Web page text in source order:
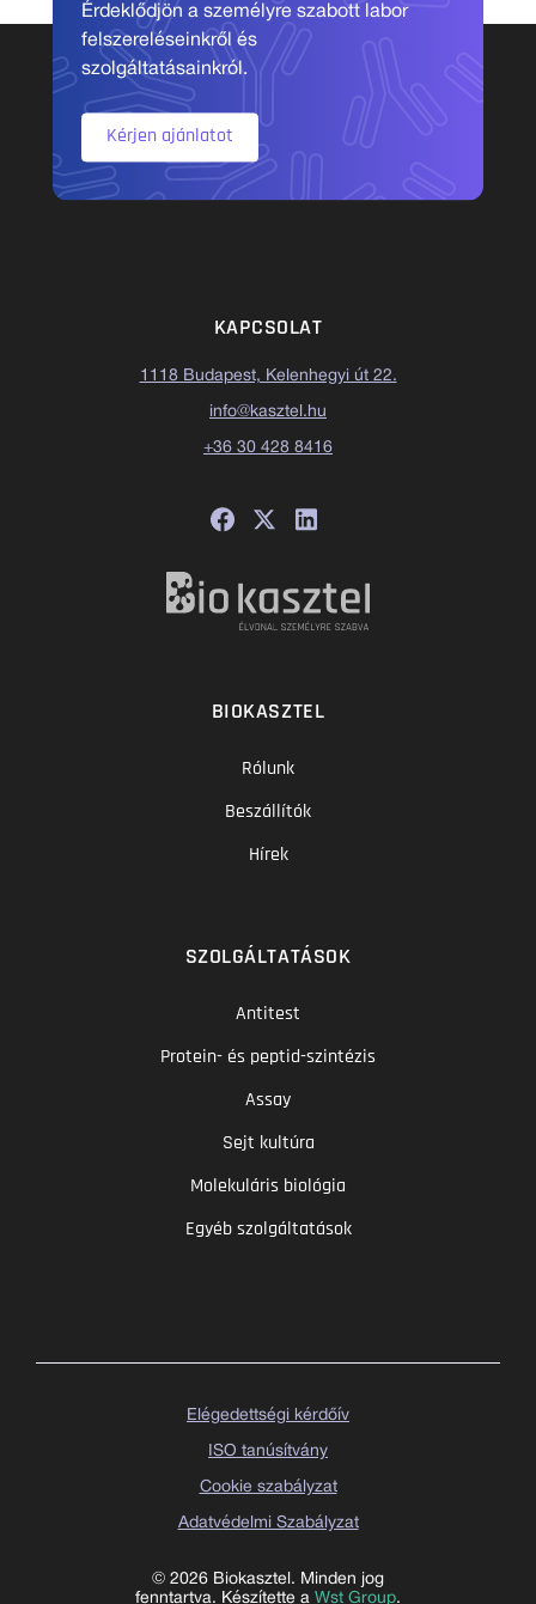
Érdeklődjön a személyre szabott labor
felszereléseinkről és
szolgáltatásainkról.
Kérjen ajánlatot
KAPCSOLAT
1118 Budapest, Kelenhegyi út 22.
info@kasztel.hu
+36 30 428 8416
BIOKASZTEL
Rólunk
Beszállítók
Hírek
SZOLGÁLTATÁSOK
Antitest
Protein- és peptid-szintézis
Assay
Sejt kultúra
Molekuláris biológia
Egyéb szolgáltatások
© 2026 Biokasztel. Minden jog
fenntartva. Készítette a Wst Group.
Elégedettségi kérdőív
ISO tanúsítvány
Cookie szabályzat
Adatvédelmi Szabályzat